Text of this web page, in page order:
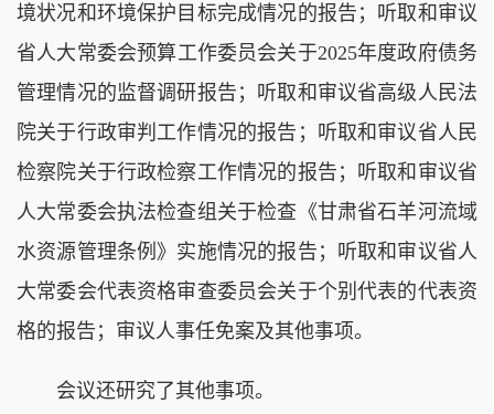
境状况和环境保护目标完成情况的报告；听取和审议
省人大常委会预算工作委员会关于2025年度政府债务
管理情况的监督调研报告；听取和审议省高级人民法
院关于行政审判工作情况的报告；听取和审议省人民
检察院关于行政检察工作情况的报告；听取和审议省
人大常委会执法检查组关于检查《甘肃省石羊河流域
水资源管理条例》实施情况的报告；听取和审议省人
大常委会代表资格审查委员会关于个别代表的代表资
格的报告；审议人事任免案及其他事项。
会议还研究了其他事项。